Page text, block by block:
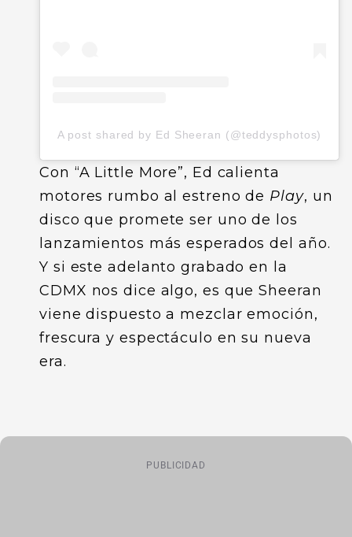
A post shared by Ed Sheeran (@teddysphotos)
Con “A Little More”, Ed calienta
motores rumbo al estreno de Play, un
disco que promete ser uno de los
lanzamientos más esperados del año.
Y si este adelanto grabado en la
CDMX nos dice algo, es que Sheeran
viene dispuesto a mezclar emoción,
frescura y espectáculo en su nueva
era.
PUBLICIDAD